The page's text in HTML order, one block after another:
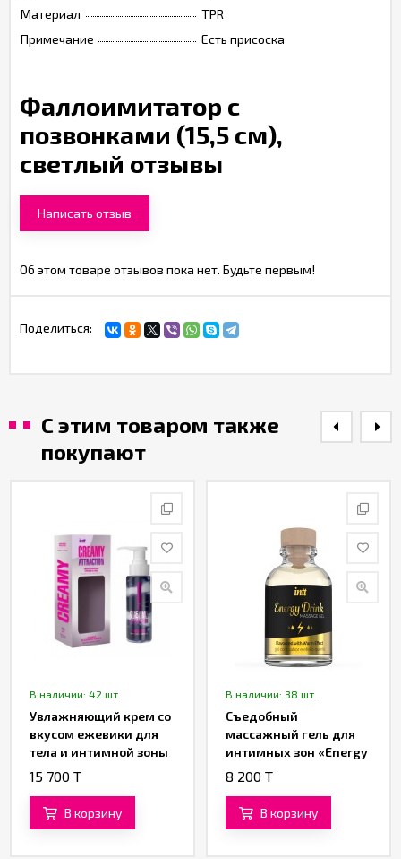
Материал
TPR
Примечание
Есть присоска
Фаллоимитатор с
позвонками (15,5 см),
светлый отзывы
Написать отзыв
Об этом товаре отзывов пока нет. Будьте первым!
Поделиться:
С этим товаром также
покупают
В наличии: 42 шт.
Увлажняющий крем со
вкусом ежевики для
тела и интимной зоны
«CREAMY ATTRACTION!»
15 700 T
В корзину
В наличии: 38 шт.
Съедобный
массажный гель для
интимных зон «Energy
Drink» от «Intt» (15 ML)
8 200 T
В корзину